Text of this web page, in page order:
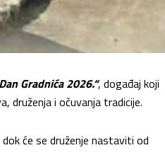
Gradnića 2026.“, događaj koji
druženja i očuvanja tradicije.
će se druženje nastaviti od